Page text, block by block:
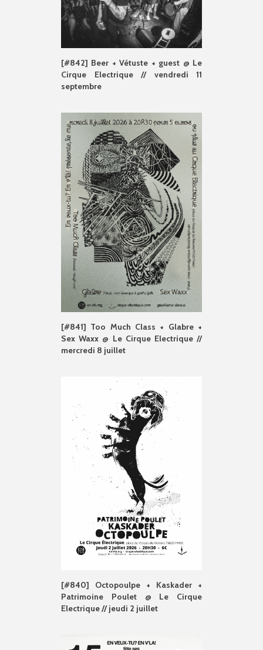
[#842] Beer + Vétuste + guest @ Le
Cirque Electrique // vendredi 11
septembre
[#841] Too Much Class + Glabre +
Sex Waxx @ Le Cirque Electrique //
mercredi 8 juillet
[#840] Octopoulpe + Kaskader +
Patrimoine Poulet @ Le Cirque
Electrique // jeudi 2 juillet